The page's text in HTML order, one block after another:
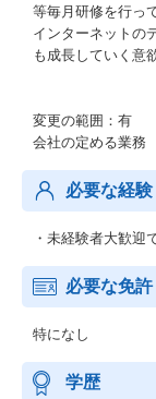
等毎月研修を行っ
インターネットの
も成長していく意
変更の範囲：有
会社の定める業務
必要な経験
・未経験者大歓迎
必要な免
特になし
学歴